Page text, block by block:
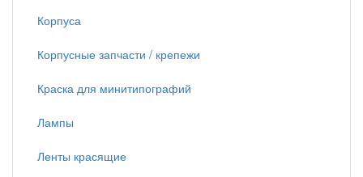
Корпуса
Корпусные запчасти / крепежи
Краска для минитипографий
Лампы
Ленты красящие